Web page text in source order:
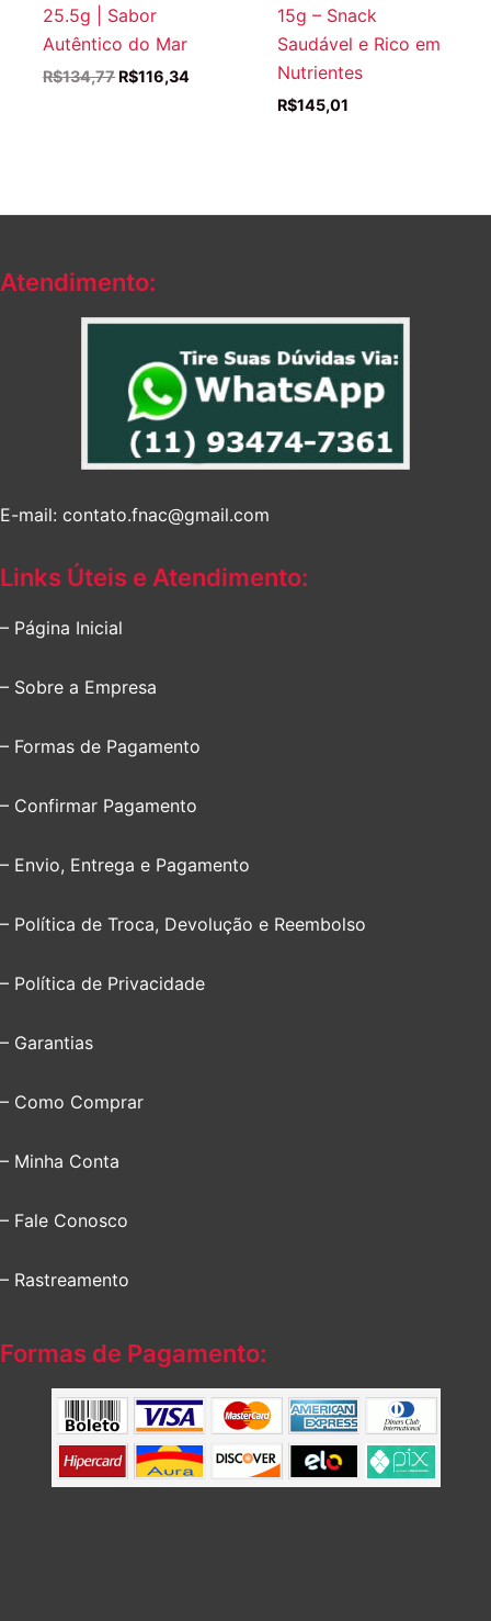
25.5g | Sabor
Autêntico do Mar
R$134,77 O
R$116,34O
15g – Snack
Saudável e Rico em
Nutrientes
R$145,01
Atendimento:
E-mail: contato.fnac@gmail.com
Links Úteis e Atendimento:
– Página Inicial
– Sobre a Empresa
– Formas de Pagamento
– Confirmar Pagamento
– Envio, Entrega e Pagamento
– Política de Troca, Devolução e Reembolso
– Política de Privacidade
– Garantias
– Como Comprar
– Minha Conta
– Fale Conosco
– Rastreamento
Formas de Pagamento: